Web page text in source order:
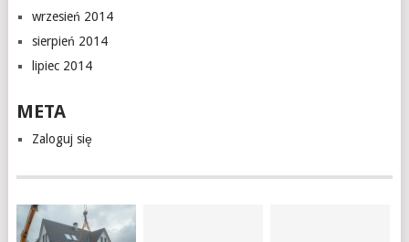
wrzesień 2014
sierpień 2014
lipiec 2014
META
Zaloguj się